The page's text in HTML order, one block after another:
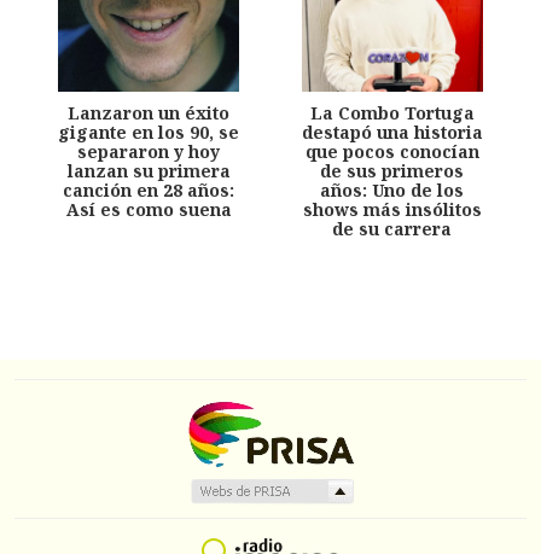
Lanzaron un éxito
gigante en los 90, se
separaron y hoy
lanzan su primera
canción en 28 años:
Así es como suena
La Combo Tortuga
destapó una historia
que pocos conocían
de sus primeros
años: Uno de los
shows más insólitos
de su carrera